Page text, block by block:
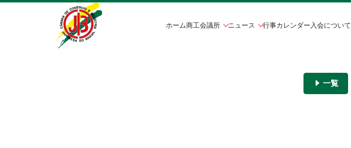
ホーム商工会議所 ニュース 行事カレンダー入会について
一覧